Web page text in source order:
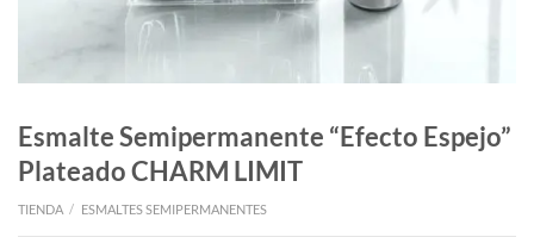
Esmalte Semipermanente “Efecto Espejo”
Plateado CHARM LIMIT
TIENDA / ESMALTES SEMIPERMANENTES